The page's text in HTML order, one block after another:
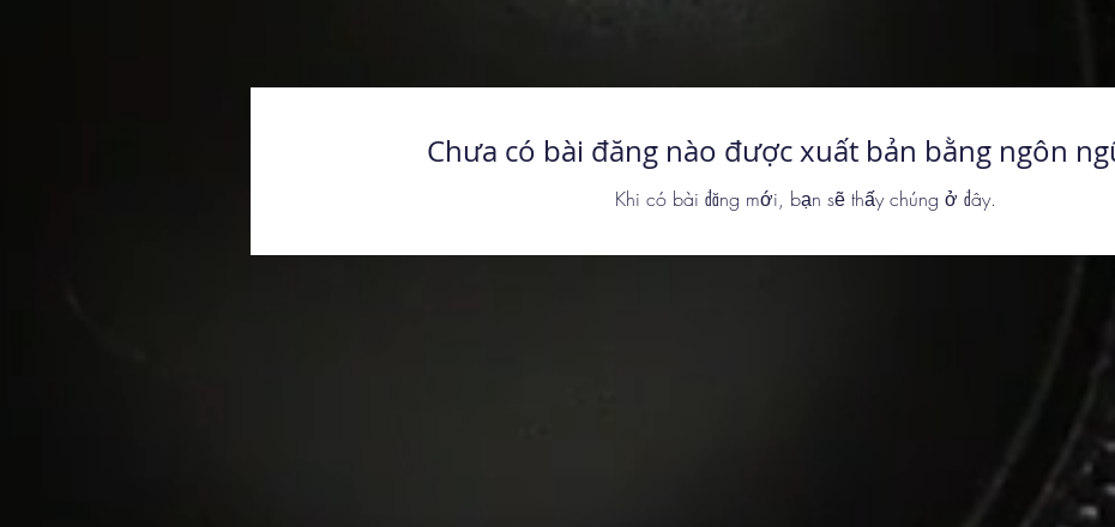
Chưa có bài đăng nào được xuất bản bằng ngôn
Khi có bài đăng mới, bạn sẽ thấy chúng ở đây.